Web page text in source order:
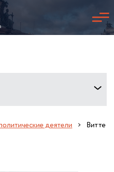
деятели
Витте